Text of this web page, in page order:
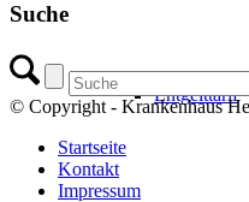
Entgelttarif
Suche
© Copyright - Krankenhaus
Startseite
Kontakt
Impressum